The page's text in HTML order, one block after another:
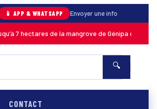
📱 APP & WHATSAPP Envoyer une info
7 hectares de la mangrove de Génipa détruits, le
🔍
CONTACT